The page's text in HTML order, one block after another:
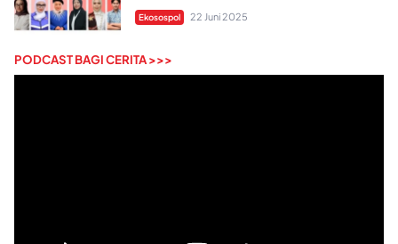
Ekosospol 22 Juni 2025
PODCAST BAGI CERITA >>>